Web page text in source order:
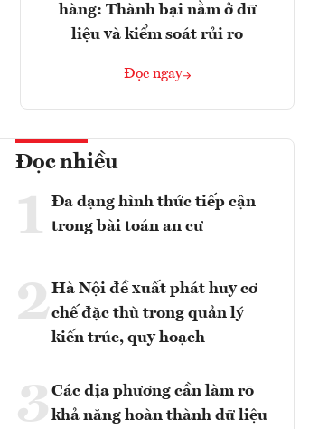
hàng: Thành bại nằm ở dữ
liệu và kiểm soát rủi ro
Đọc ngay
Đọc nhiều
1 Đa dạng hình thức tiếp cận
trong bài toán an cư
2Hà Nội đề xuất phát huy cơ
chế đặc thù trong quản lý
kiến trúc, quy hoạch
3 Các địa phương cần làm rõ
khả năng hoàn thành dữ liệu